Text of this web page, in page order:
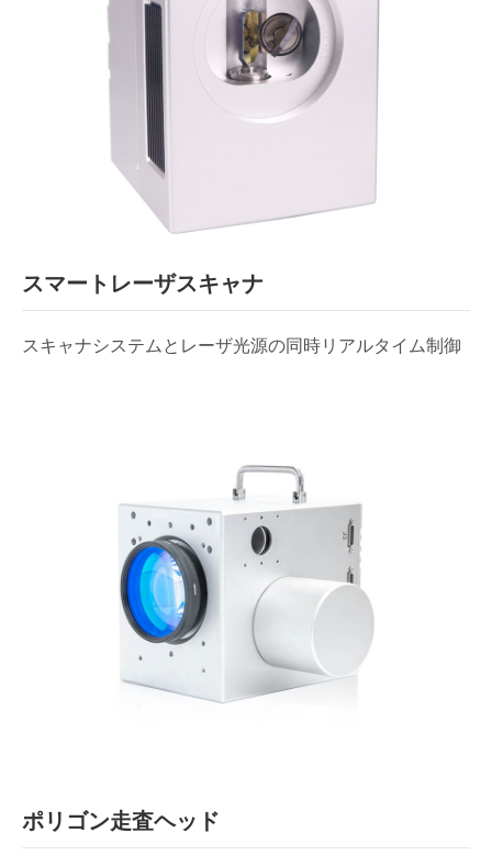
スマートレーザスキャナ
スキャナシステムとレーザ光源の同時リアルタイム制御
ポリゴン走査ヘッド